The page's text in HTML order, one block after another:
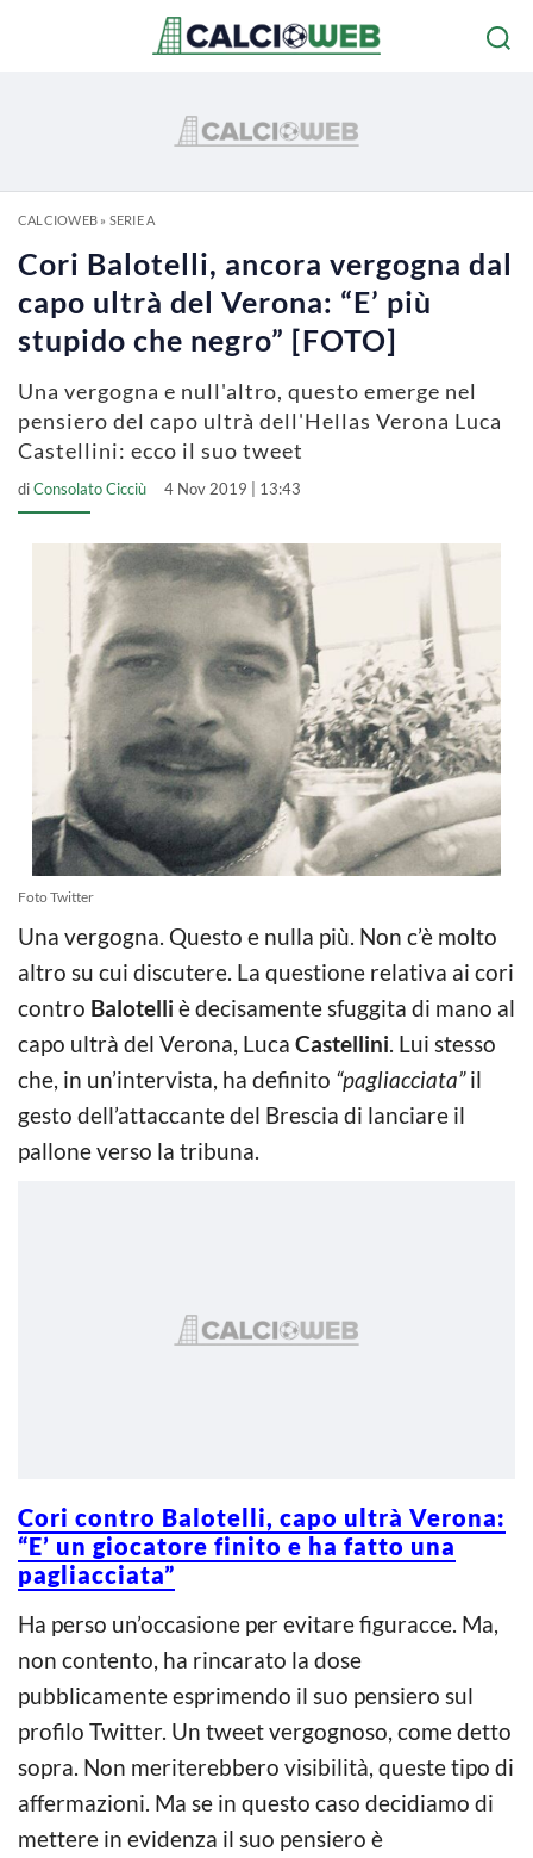
CALCIOWEB» SERIE A
Cori Balotelli, ancora vergogna dal
capo ultrà del Verona: “E’ più
stupido che negro” [FOTO]
Una vergogna e null'altro, questo emerge nel
pensiero del capo ultrà dell'Hellas Verona Luca
Castellini: ecco il suo tweet
diConsolato Cicciù 4 Nov 2019 | 13:43
Foto Twitter
Una vergogna. Questo e nulla più. Non c’è molto
altro su cui discutere. La questione relativa ai cori
contro Balotelli è decisamente sfuggita di mano al
capo ultrà del Verona, Luca Castellini. Lui stesso
che, in un’intervista, ha definito “pagliacciata”il
gesto dell’attaccante del Brescia di lanciare il
pallone verso la tribuna.
Cori contro Balotelli, capo ultrà Verona:
“E’ un giocatore finito e ha fatto una
pagliacciata”
Ha perso un’occasione per evitare figuracce. Ma,
non contento, ha rincarato la dose
pubblicamente esprimendo il suo pensiero sul
profilo Twitter. Un tweet vergognoso, come detto
sopra. Non meriterebbero visibilità, queste tipo di
affermazioni. Ma se in questo caso decidiamo di
mettere in evidenza il suo pensiero è